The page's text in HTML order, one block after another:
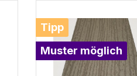
Tipp
Muster möglich